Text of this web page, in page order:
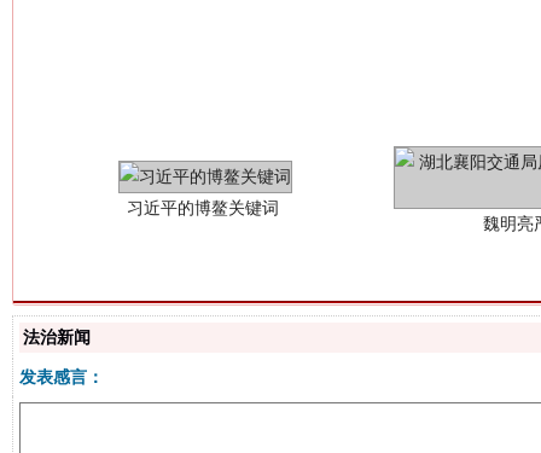
法治新闻
发表感言：